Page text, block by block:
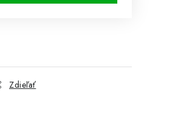
Zdieľať